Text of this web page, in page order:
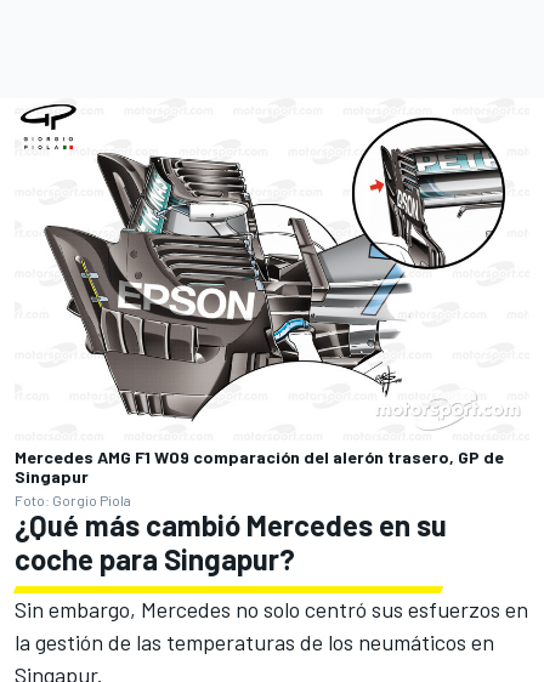
Mercedes AMG F1 W09 comparación del alerón trasero, GP de
Singapur
Foto: Gorgio Piola
¿Qué más cambió Mercedes en su
coche para Singapur?
Sin embargo, Mercedes no solo centró sus esfuerzos en
la gestión de las temperaturas de los neumáticos en
Singapur.